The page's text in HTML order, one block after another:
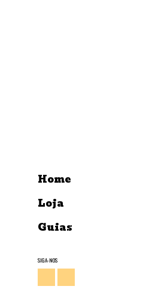
Home
Loja
Guias
SIGA-NOS